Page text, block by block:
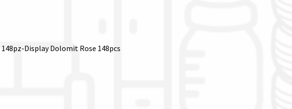
Display Dolomit Rose 148pcs